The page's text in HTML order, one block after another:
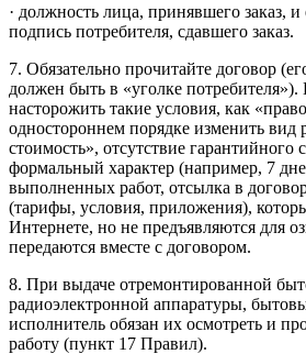
· должность лица, принявшего заказ,
подпись потребителя, сдавшего заказ.
7. Обязательно прочитайте договор
должен быть в «уголке
насторожить такие условия, как
одностороннем порядке изменить вид
стоимость», отсутствие гарантийного
формальный характер (например, 7
выполненных работ, отсылка в
(тарифы, условия, приложения),
Интернете, но не предъявляются для
передаются вместе с договором.
8. При выдаче отремонтированной
радиоэлектронной аппаратуры,
исполнитель обязан их осмотреть и
работу (пункт 17 Правил).